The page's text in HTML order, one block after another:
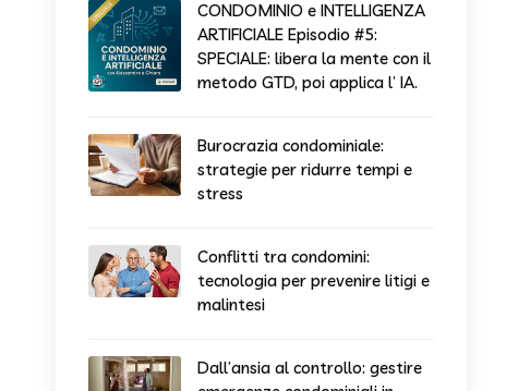
CONDOMINIO e INTELLIGENZA
ARTIFICIALE Episodio #5:
SPECIALE: libera la mente con il
metodo GTD, poi applica l’ IA.
Burocrazia condominiale:
strategie per ridurre tempi e
stress
Conflitti tra condomini:
tecnologia per prevenire litigi e
malintesi
Dall’ansia al controllo: gestire